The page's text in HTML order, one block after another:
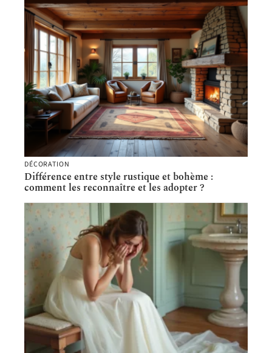
DÉCORATION
Différence entre style rustique et bohème :
comment les reconnaître et les adopter ?